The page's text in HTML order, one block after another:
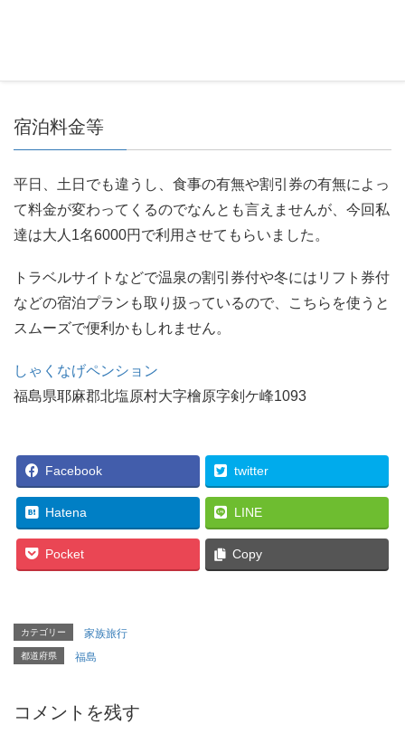
宿泊料金等
平日、土日でも違うし、食事の有無や割引券の有無によっ
て料金が変わってくるのでなんとも言えませんが、今回私
達は大人1名6000円で利用させてもらいました。
トラベルサイトなどで温泉の割引券付や冬にはリフト券付
などの宿泊プランも取り扱っているので、こちらを使うと
スムーズで便利かもしれません。
しゃくなげペンション
福島県耶麻郡北塩原村大字檜原字剣ケ峰1093
Facebook twitter
Hatena LINE
Pocket Copy
カテゴリー 家族旅行
都道府県 福島
コメントを残す